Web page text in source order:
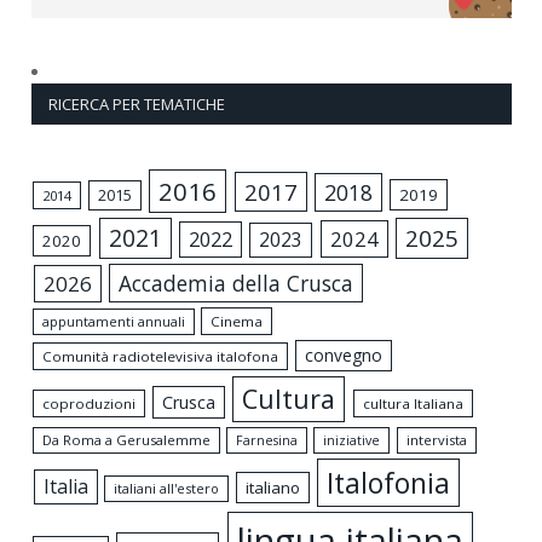
RICERCA PER TEMATICHE
2014 2015 2016 2017 2018 2019
2020 2021 2022 2023 2024 2025
2026 Accademia della Crusca
appuntamenti annuali
Cinema
Comunità radiotelevisiva italofona
convegno
coproduzioni Crusca Cultura
cultura Italiana
Da Roma a Gerusalemme
Farnesina iniziative intervista
Italia italiani all'estero italiano Italofonia